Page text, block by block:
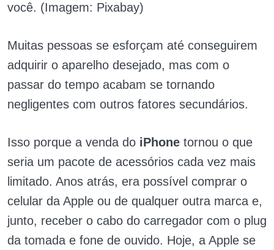
você. (Imagem: Pixabay)
Muitas pessoas se esforçam até conseguirem
adquirir o aparelho desejado, mas com o
passar do tempo acabam se tornando
negligentes com outros fatores secundários.
Isso porque a venda do iPhone tornou o que
seria um pacote de acessórios cada vez mais
limitado. Anos atrás, era possível comprar o
celular da Apple ou de qualquer outra marca e,
junto, receber o cabo do carregador com o plug
da tomada e fone de ouvido. Hoje, a Apple se